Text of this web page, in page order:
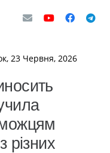
23 Червня, 2026
різних